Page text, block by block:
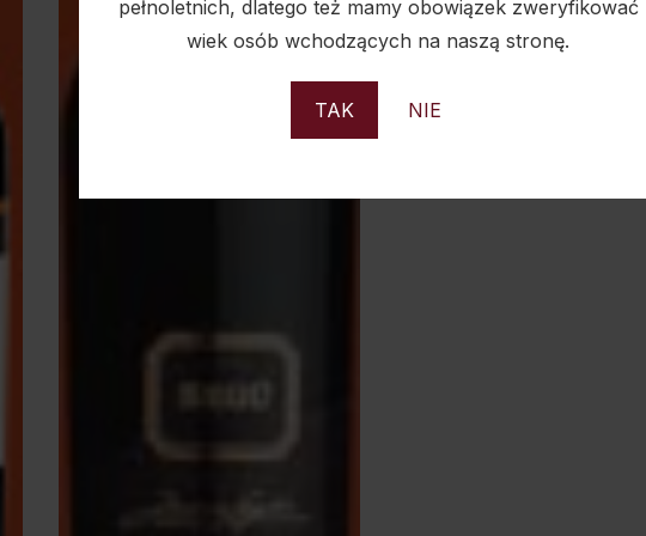
pełnoletnich, dlatego też mamy obowiązek zweryfikować
wiek osób wchodzących na naszą stronę.
TAK NIE
WINO RUCAHUE TIERRA
0,75L 13,5%